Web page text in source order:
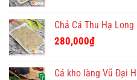
Chả Cá Thu Hạ Long
280,000₫
Cá kho làng Vũ Đại